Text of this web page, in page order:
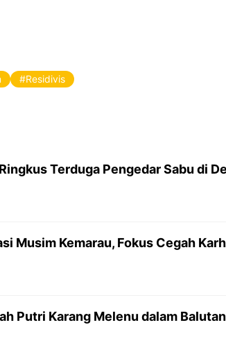
Residivis
Terduga Pengedar Sabu di
Musim Kemarau, Fokus Cegah
Putri Karang Melenu dalam